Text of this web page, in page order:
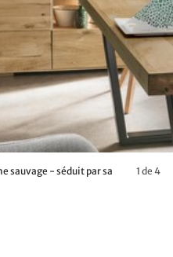
sauvage - séduit par sa
1 de 4